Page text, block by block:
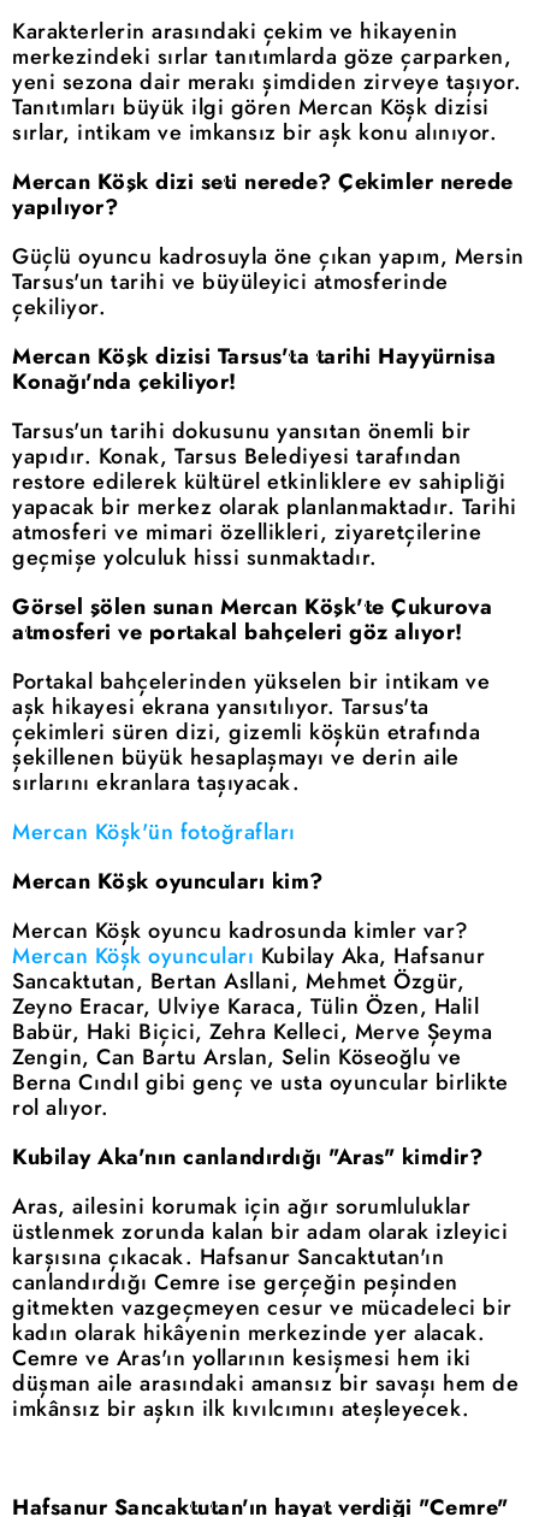
Karakterlerin arasındaki çekim ve hikayenin
merkezindeki sırlar tanıtımlarda göze çarparken,
yeni sezona dair merakı şimdiden zirveye taşıyor.
Tanıtımları büyük ilgi gören Mercan Köşk dizisi
sırlar, intikam ve imkansız bir aşk konu alınıyor.
Mercan Köşk dizi seti nerede? Çekimler nerede
yapılıyor?
Güçlü oyuncu kadrosuyla öne çıkan yapım, Mersin
Tarsus'un tarihi ve büyüleyici atmosferinde
çekiliyor.
Mercan Köşk dizisi Tarsus'ta tarihi Hayyürnisa
Konağı'nda çekiliyor!
Tarsus'un tarihi dokusunu yansıtan önemli bir
yapıdır. Konak, Tarsus Belediyesi tarafından
restore edilerek kültürel etkinliklere ev sahipliği
yapacak bir merkez olarak planlanmaktadır. Tarihi
atmosferi ve mimari özellikleri, ziyaretçilerine
geçmişe yolculuk hissi sunmaktadır.
Görsel şölen sunan Mercan Köşk'te Çukurova
atmosferi ve portakal bahçeleri göz alıyor!
Portakal bahçelerinden yükselen bir intikam ve
aşk hikayesi ekrana yansıtılıyor. Tarsus'ta
çekimleri süren dizi, gizemli köşkün etrafında
şekillenen büyük hesaplaşmayı ve derin aile
sırlarını ekranlara taşıyacak.
Mercan Köşk'ün fotoğrafları
Mercan Köşk oyuncuları kim?
Mercan Köşk oyuncu kadrosunda kimler var?
Mercan Köşk oyuncuları Kubilay Aka, Hafsanur
Sancaktutan, Bertan Asllani, Mehmet Özgür,
Zeyno Eracar, Ulviye Karaca, Tülin Özen, Halil
Babür, Haki Biçici, Zehra Kelleci, Merve Şeyma
Zengin, Can Bartu Arslan, Selin Köseoğlu ve
Berna Cındıl gibi genç ve usta oyuncular birlikte
rol alıyor.
Kubilay Aka'nın canlandırdığı "Aras" kimdir?
Aras, ailesini korumak için ağır sorumluluklar
üstlenmek zorunda kalan bir adam olarak izleyici
karşısına çıkacak. Hafsanur Sancaktutan'ın
canlandırdığı Cemre ise gerçeğin peşinden
gitmekten vazgeçmeyen cesur ve mücadeleci bir
kadın olarak hikâyenin merkezinde yer alacak.
Cemre ve Aras'ın yollarının kesişmesi hem iki
düşman aile arasındaki amansız bir savaşı hem de
imkânsız bir aşkın ilk kıvılcımını ateşleyecek.
Hafsanur Sancaktutan'ın hayat verdiği "Cemre"